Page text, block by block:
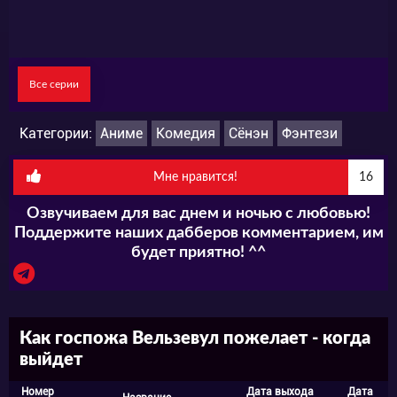
Все серии
Категории: Аниме Комедия Сёнэн Фэнтези
Мне нравится! 16
Озвучиваем для вас днем и ночью с любовью!
Поддержите наших дабберов комментарием, им
будет приятно! ^^
Как госпожа Вельзевул пожелает - когда
выйдет
Номер
Дата выхода
Дата